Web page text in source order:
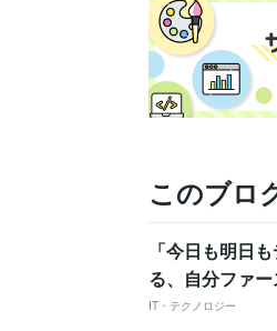
このブロ
「今日も明日
る、自分ファ
IT・テクノロジー